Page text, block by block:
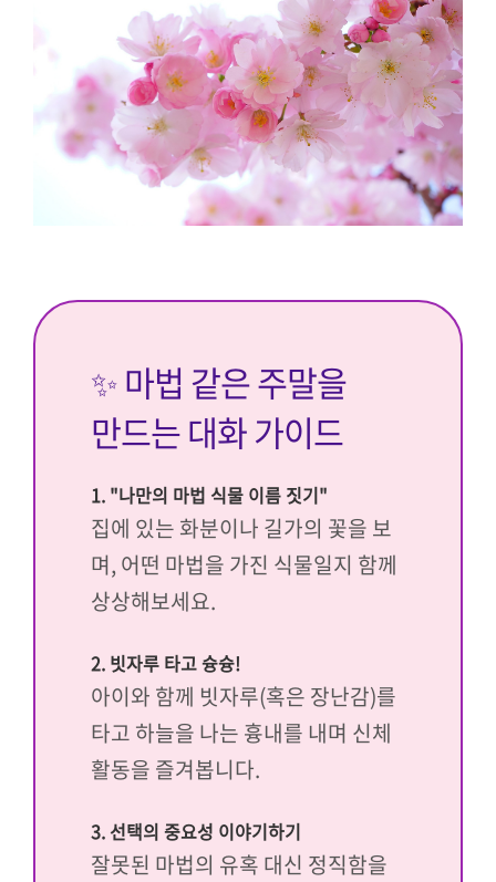
✨ 마법 같은 주말을
만드는 대화 가이드
1. "나만의 마법 식물 이름 짓기"
집에 있는 화분이나 길가의 꽃을 보
며, 어떤 마법을 가진 식물일지 함께
상상해보세요.
2. 빗자루 타고 슝슝!
아이와 함께 빗자루(혹은 장난감)를
타고 하늘을 나는 흉내를 내며 신체
활동을 즐겨봅니다.
3. 선택의 중요성 이야기하기
잘못된 마법의 유혹 대신 정직함을